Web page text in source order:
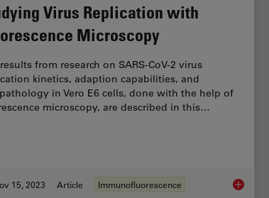
Virus Replication with
Microscopy
from research on SARS-CoV-2 virus
kinetics, adaption capabilities, and
in Vero E6 cells, done with the help of
microscopy, are described in this…
15, 2023 Article Immunofluorescence